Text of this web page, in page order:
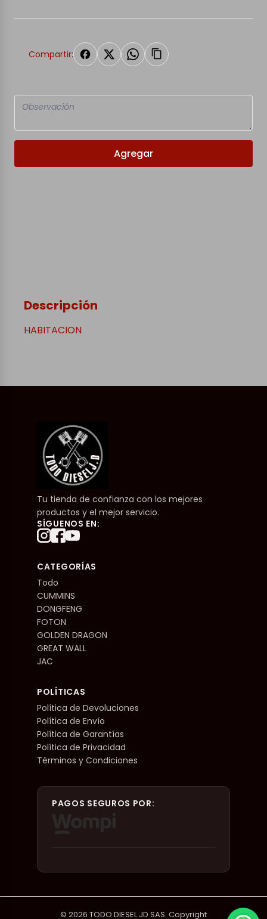
Compartir:
Agregar
Descripción
HABITACION
Tu tienda de confianza con los mejores
productos y el mejor servicio.
SÍGUENOS EN:
CATEGORÍAS
Todo
CUMMINS
DONGFENG
FOTON
GOLDEN DRAGON
GREAT WALL
JAC
POLÍTICAS
Política de Devoluciones
Política de Envío
Política de Garantías
Política de Privacidad
Términos y Condiciones
PAGOS SEGUROS POR:
© 2026 TODO DIESEL JD SAS. Copyright